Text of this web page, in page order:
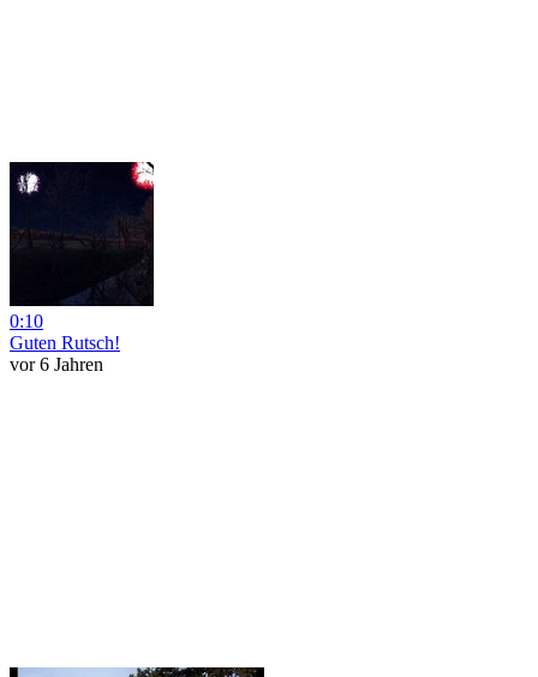
0:10
Guten Rutsch!
vor 6 Jahren